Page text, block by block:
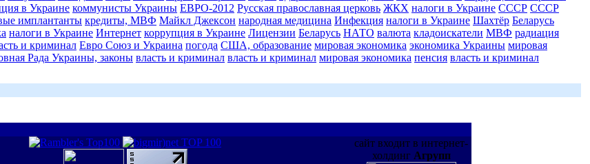
в Украине коммунисты Украины ЕВРО-2012 Русская православная церковь ЖКХ налоги в Украине СССР СССР
имплантанты кредиты, МВФ Майкл Джексон народная медицина Инфекция налоги в Украине Шахтёр Беларусь
налоги в Украине Интернет коррупция в Украине Лицензии Беларусь НАТО валюта кладоискатели МВФ радиация
и криминал Евро Союз и Украина погода США, образование мировая экономика экономика Украины мировая
Рада Украины, законы власть и криминал власть и криминал мировая экономика пенсия власть и криминал
сайт входит в интернет-
холдинг Агрупп